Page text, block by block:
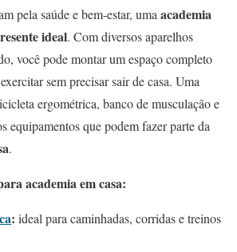
pela saúde e bem-estar, uma academia
ideal. Com diversos aparelhos
você pode montar um espaço completo
sem precisar sair de casa. Uma
ergométrica, banco de musculação e
equipamentos que podem fazer parte da
.
academia em casa:
: ideal para caminhadas, corridas e treinos